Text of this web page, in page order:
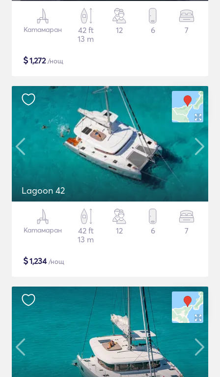
Катамаран
42 ft
13 m
12 6 7
$1,272/нощ
Lagoon 42
Катамаран
42 ft
13 m
12 6 7
$1,234/нощ